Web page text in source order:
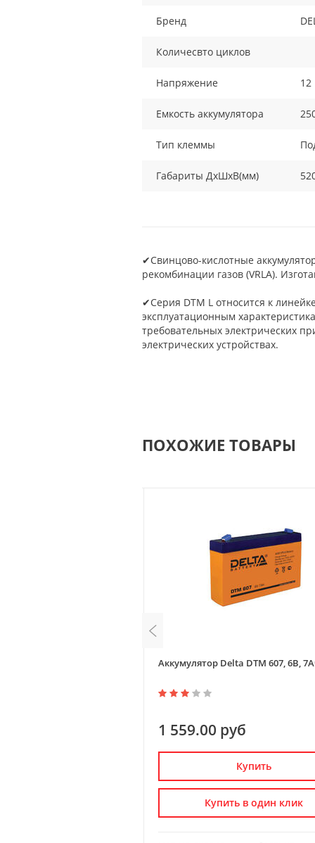
Бренд
Количесвто циклов
Напряжение 12
Емкость аккумулятора
Тип клеммы
Габариты ДхШхВ(мм)
✔Свинцово-кислотные
рекомбинации газов (VRLA).
✔Серия DTM L относится к
эксплуатационным
требовательных электрических
электрических устройствах.
ПОХОЖИЕ ТОВАРЫ
Аккумулятор Delta DTM 607, 6В,
1 559.00 руб
Купить
Купить в один клик